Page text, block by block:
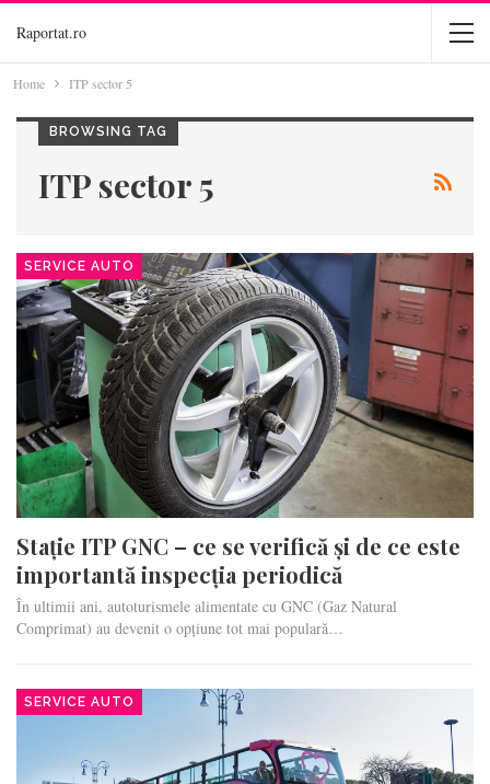
Raportat.ro
Home ITP sector 5
BROWSING TAG
ITP sector 5
SERVICE AUTO
Stație ITP GNC – ce se verifică și de ce este
importantă inspecția periodică
În ultimii ani, autoturismele alimentate cu GNC (Gaz Natural
Comprimat) au devenit o opțiune tot mai populară…
SERVICE AUTO